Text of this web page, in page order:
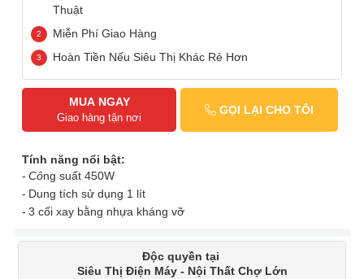
Thuật
Miễn Phí Giao Hàng
Hoàn Tiền Nếu Siêu Thị Khác Rẻ Hơn
MUA NGAY
Giao hàng tận nơi
GỌI LẠI CHO TÔI
Tính năng nổi bật:
Công suất 450W
Dung tích sử dụng 1 lít
3 cối xay bằng nhựa kháng vỡ
Độc quyền tại
Siêu Thị Điện Máy - Nội Thất Chợ Lớn